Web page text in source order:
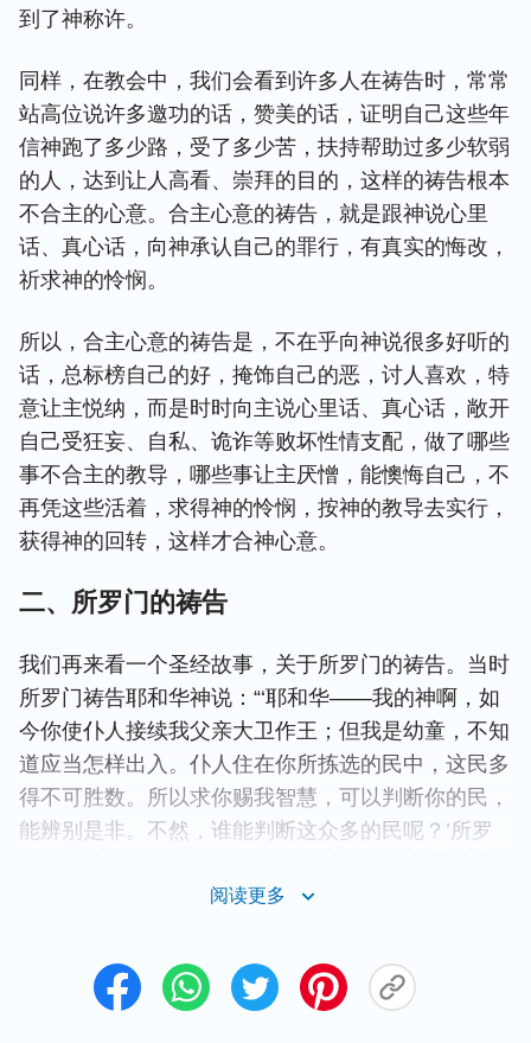
到了神称许。
同样，在教会中，我们会看到许多人在祷告时，常常
站高位说许多邀功的话，赞美的话，证明自己这些年
信神跑了多少路，受了多少苦，扶持帮助过多少软弱
的人，达到让人高看、崇拜的目的，这样的祷告根本
不合主的心意。合主心意的祷告，就是跟神说心里
话、真心话，向神承认自己的罪行，有真实的悔改，
祈求神的怜悯。
所以，合主心意的祷告是，不在乎向神说很多好听的
话，总标榜自己的好，掩饰自己的恶，讨人喜欢，特
意让主悦纳，而是时时向主说心里话、真心话，敞开
自己受狂妄、自私、诡诈等败坏性情支配，做了哪些
事不合主的教导，哪些事让主厌憎，能懊悔自己，不
再凭这些活着，求得神的怜悯，按神的教导去实行，
获得神的回转，这样才合神心意。
二、所罗门的祷告
我们再来看一个圣经故事，关于所罗门的祷告。当时
所罗门祷告耶和华神说：“‘耶和华——我的神啊，如
今你使仆人接续我父亲大卫作王；但我是幼童，不知
道应当怎样出入。仆人住在你所拣选的民中，这民多
得不可胜数。所以求你赐我智慧，可以判断你的民，
能辨别是非。不然，谁能判断这众多的民呢？’所罗
这事，不为自己求寿、求富，也不求灭绝你仇敌的性
明智慧，甚至在你以前没有像你的，在你以后也没有
像你的。你所没有求的，我也赐给你，就是富足、尊
阅读更多